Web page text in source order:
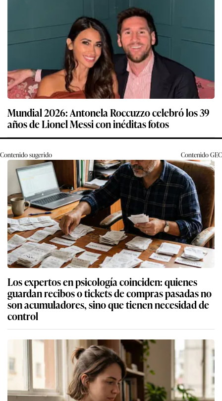
Mundial 2026: Antonela Roccuzzo celebró los 39
años de Lionel Messi con inéditas fotos
Contenido sugerido ContenidoGEC
Los expertos en psicología coinciden: quienes
guardan recibos o tickets de compras pasadas no
son acumuladores, sino que tienen necesidad de
control